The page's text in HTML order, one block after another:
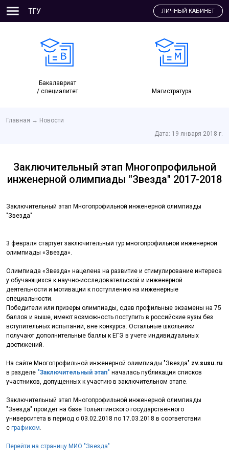
ТГУ ЛИЧНЫЙ КАБИНЕТ
Бакалавриат
/ специалитет
Магистратура
Главная → Новости
Дата: 19 января 2018 г.
Заключительный этап Многопрофильной
инженерной олимпиады "Звезда" 2017-2018
Заключительный этап Многопрофильной инженерной олимпиады
"Звезда"
3 февраля стартует заключительный тур многопрофильной инженерной
олимпиады «Звезда».
Олимпиада «Звезда» нацелена на развитие и стимулирование интереса
у обучающихся к научно-исследовательской и инженерной
деятельности и мотивации к поступлению на инженерные
специальности.
Победители или призеры олимпиады, сдав профильные экзамены на 75
баллов и выше, имеют возможность поступить в российские вузы без
вступительных испытаний, вне конкурса. Остальные школьники
получают дополнительные баллы к ЕГЭ в учете индивидуальных
достижений.
На сайте Многопрофильной инженерной олимпиады "Звезда" zv.susu.ru
в разделе "Заключительный этап" началась публикация списков
участников, допущенных к участию в заключительном этапе.
Заключительный этап Многопрофильной инженерной олимпиады
"Звезда" пройдет на базе Тольяттинского государственного
университета в период с 03.02.2018 по 17.03.2018 в соответствии
с графиком.
Перейти на страницу МИО "Звезда"